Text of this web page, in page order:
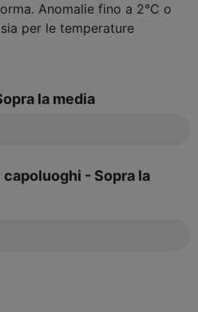
Anomalie fino a 2°C o
per le temperature
la media
- Sopra la